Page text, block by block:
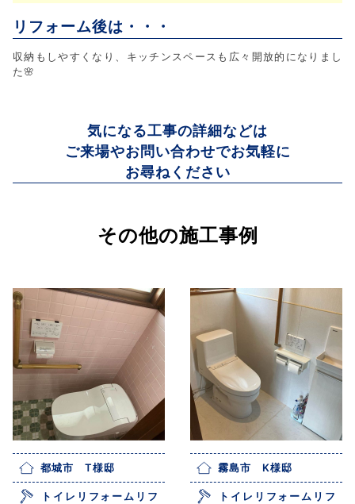
リフォーム後は・・・
収納もしやすくなり、キッチンスペースも広々開放的になりまし
た🌸
気になる工事の詳細などは
ご来場やお問い合わせでお気軽に
お尋ねください
その他の施工事例
都城市 T様邸
トイレリフォームリフ
霧島市 K様邸
トイレリフォームリフ